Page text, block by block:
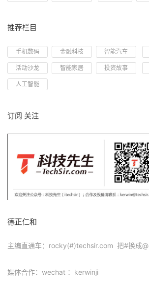
推荐栏目
手机数码 金融科技 智能汽车
活动沙龙 智能家居 投资故事
人工智能
订阅 关注
德正仁和
主编直通车：rocky(#)techsir.com 把#换成@
媒体合作：wechat ：kerwinji